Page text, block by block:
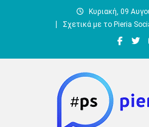
Κυριακή, 09
Σχετικά με το Pieria